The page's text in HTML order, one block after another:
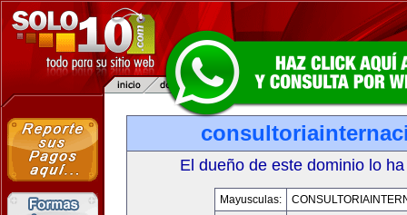
El dueño de este dominio lo
Mayusculas: